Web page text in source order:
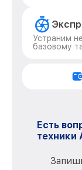
Устраним
базовому
Есть
техники